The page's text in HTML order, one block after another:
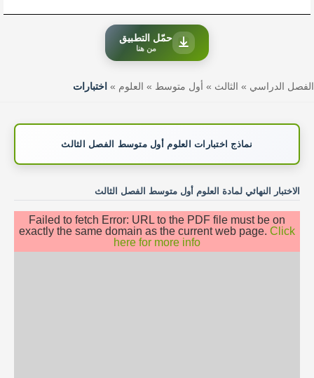
حمّل التطبيق
من هنا
الفصل الدراسي » الثالث » أول متوسط » العلوم » اختبارات
نماذج اختبارات العلوم أول متوسط الفصل الثالث
الاختبار النهائي لمادة العلوم أول متوسط الفصل الثالث
Failed to fetch Error: URL to the PDF file must be on
exactly the same domain as the current web page. Click
here for more info